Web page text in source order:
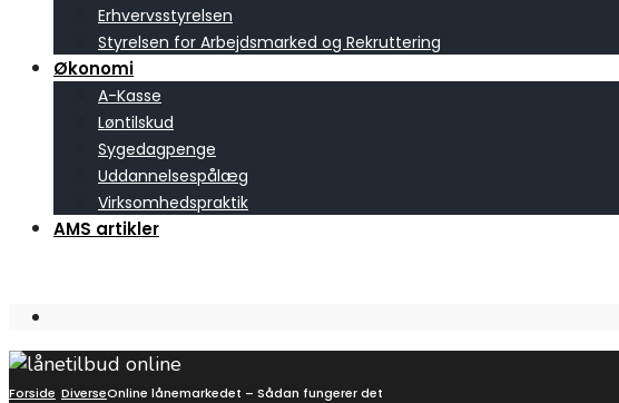
Erhvervsstyrelsen
Styrelsen for Arbejdsmarked og Rekruttering
Økonomi
A-Kasse
Løntilskud
Sygedagpenge
Uddannelsespålæg
Virksomhedspraktik
AMS artikler
Window
Forside DiverseOnline lånemarkedet – Sådan fungerer det